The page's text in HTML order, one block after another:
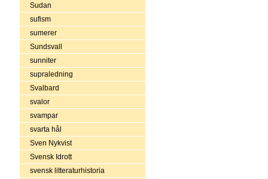
Sudan
sufism
sumerer
Sundsvall
sunniter
supraledning
Svalbard
svalor
svampar
svarta hål
Sven Nykvist
Svensk Idrott
svensk litteraturhistoria